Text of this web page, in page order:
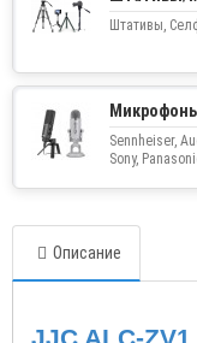
Штативы,
Sennheiser,
Sony,
Описание
JJC ALC-ZV1